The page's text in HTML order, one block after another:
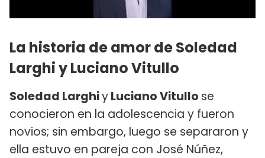
La historia de amor de Soledad
Larghi y Luciano Vitullo ​
Soledad LarghiyLuciano Vitullo se
conocieron en la adolescencia y fueron
novios; sin embargo, luego se separaron y
ella estuvo en pareja con José Núñez,